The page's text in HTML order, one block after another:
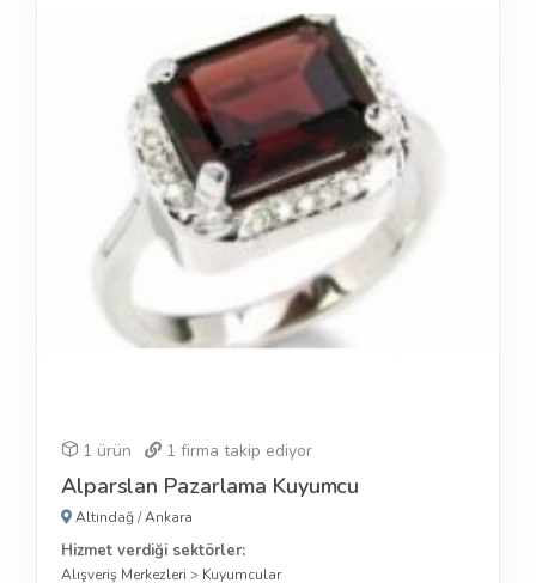
1 ürün 1 firma takip ediyor
Alparslan Pazarlama Kuyumcu
Altındağ /Ankara
Hizmet verdiği sektörler:
Alışveriş Merkezleri > Kuyumcular